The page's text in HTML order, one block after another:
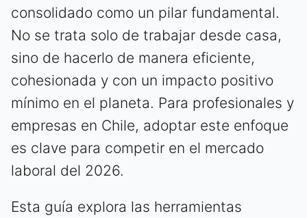
consolidado como un pilar fundamental.
No se trata solo de trabajar desde casa,
sino de hacerlo de manera eficiente,
cohesionada y con un impacto positivo
mínimo en el planeta. Para profesionales y
empresas en Chile, adoptar este enfoque
es clave para competir en el mercado
laboral del 2026.
Esta guía explora las herramientas